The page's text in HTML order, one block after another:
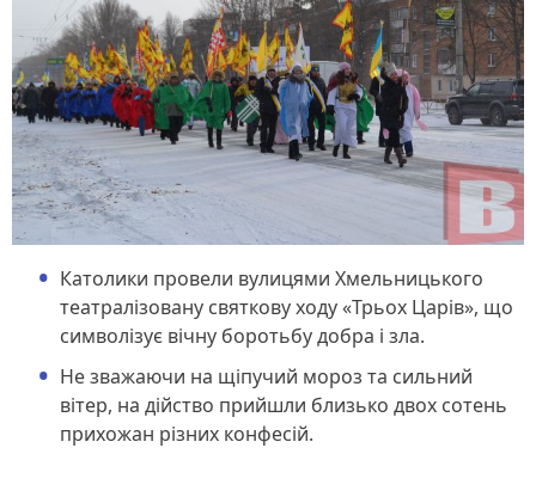
Католики провели вулицями Хмельницького
театралізовану святкову ходу «Трьох Царів», що
символізує вічну боротьбу добра і зла.
Не зважаючи на щіпучий мороз та сильний
вітер, на дійство прийшли близько двох сотень
прихожан різних конфесій.